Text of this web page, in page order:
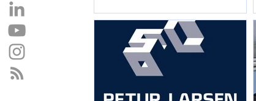
tann hátt seta andlit á okkara fiski- og
sjóvinnu. Eirikur Við Misá er við í
Havkappum hesaferð, og hann er
yvirstýrimaður umborð á Havila
Foresight, sum serviserar oljupallar.
nógv ár á baki, og sjálvt um tað kann